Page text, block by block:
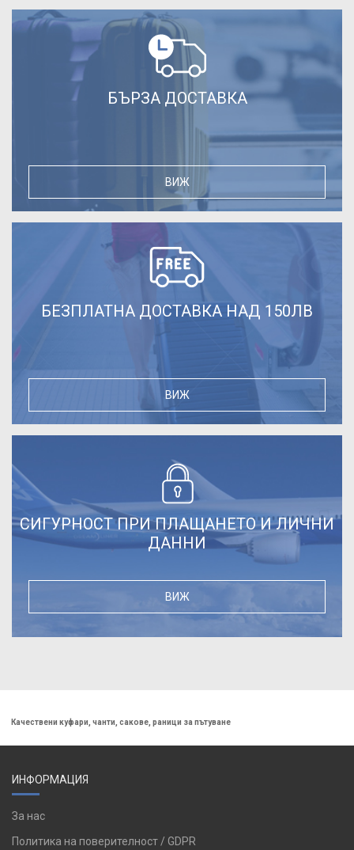
БЪРЗА ДОСТАВКА
ВИЖ
БЕЗПЛАТНА ДОСТАВКА НАД 150ЛВ
ВИЖ
СИГУРНОСТ ПРИ ПЛАЩАНЕТО И ЛИЧНИ
ДАННИ
ВИЖ
Качествени куфари, чанти, сакове, раници за пътуване
ИНФОРМАЦИЯ
За нас
Политика на поверителност / GDPR